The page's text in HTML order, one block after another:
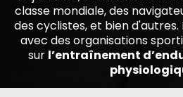
classe mondiale, des
des cyclistes, et bien
avec des organisations
sur l’entraînement